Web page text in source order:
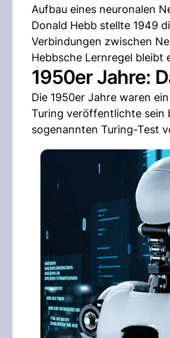
Aufbau eines neuronalen
Donald Hebb stellte 1949
Verbindungen zwischen
Hebbsche Lernregel bleibt
1950er Jahre:
Die 1950er Jahre waren
Turing veröffentlichte sein
sogenannten Turing-Test